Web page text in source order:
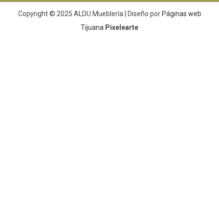
Copyright © 2025 ALDU Mueblería | Diseño por Páginas web
Tijuana Pixelearte